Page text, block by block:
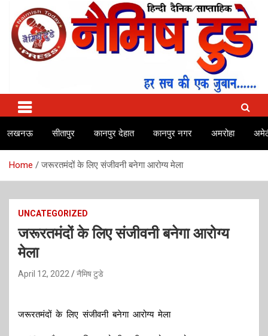
content
Naimish Today
No.1 news channel of India
लखनऊ सीतापुर कानपुर देहात कानपुर नगर अमरोहा
Home जरूरतमंदों के लिए संजीवनी बनेगा आरोग्य मेला
UNCATEGORIZED
जरूरतमंदों के लिए संजीवनी बनेगा आरोग्य
मेला
April 12, 2022 नैमिष टुडे
जरूरतमंदों के लिए संजीवनी बनेगा आरोग्य मेला